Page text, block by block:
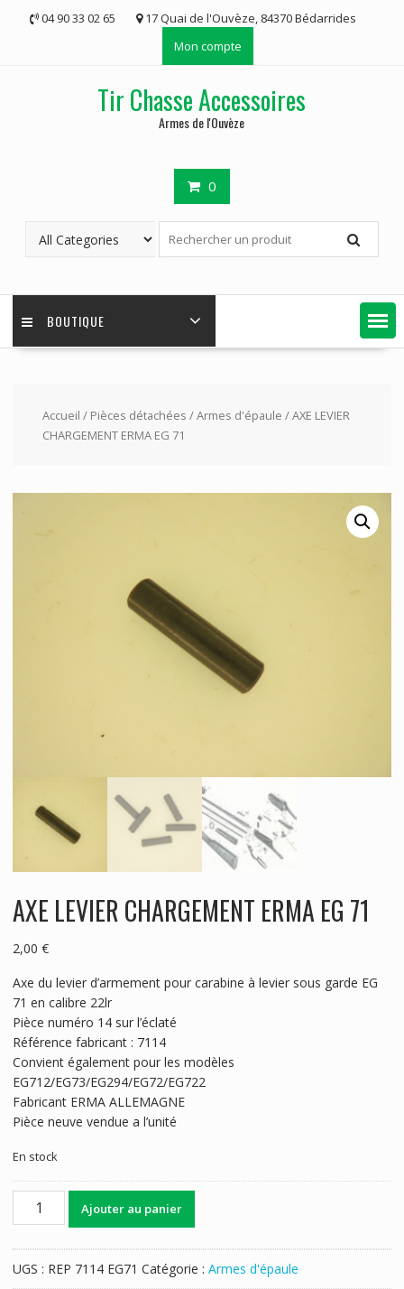
04 90 33 02 65
17 Quai de l'Ouvèze, 84370 Bédarrides
Mon compte
Tir Chasse Accessoires
Armes de l'Ouvèze
0
BOUTIQUE
Accueil / Pièces détachées /Armes d'épaule / AXE LEVIER
CHARGEMENT ERMA EG 71
AXE LEVIER CHARGEMENT ERMA EG 71
2,00 €
Axe du levier d’armement pour carabine à levier sous garde EG
71 en calibre 22lr
Pièce numéro 14 sur l’éclaté
Référence fabricant : 7114
Convient également pour les modèles
EG712/EG73/EG294/EG72/EG722
Fabricant ERMA ALLEMAGNE
Pièce neuve vendue a l’unité
En stock
quantité
CHARGEMENT
Ajouter au panier
UGS : REP 7114 EG71 Catégorie : Armes d'épaule